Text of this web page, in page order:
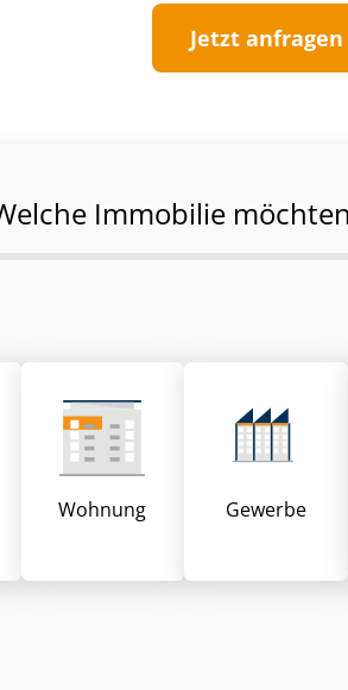
Jetzt anfragen
Immobilie
Wohnung Gewerbe